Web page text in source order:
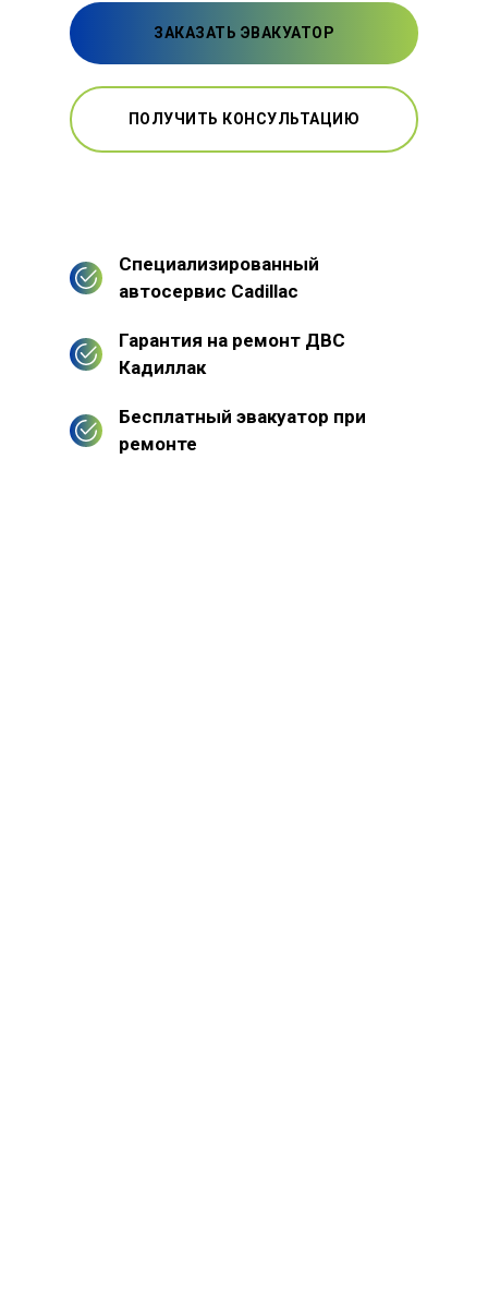
ЗАКАЗАТЬ ЭВАКУАТОР
ПОЛУЧИТЬ КОНСУЛЬТАЦИЮ
Специализированный
автосервис Cadillac
Гарантия на ремонт ДВС
Кадиллак
Бесплатный эвакуатор при
ремонте